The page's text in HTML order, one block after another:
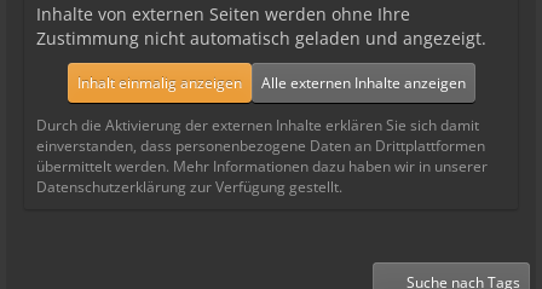
Inhalte von externen Seiten werden ohne Ihre
Zustimmung nicht automatisch geladen und angezeigt.
Inhalt einmalig anzeigen Alle externen Inhalte anzeigen
Durch die Aktivierung der externen Inhalte erklären Sie sich damit
einverstanden, dass personenbezogene Daten an Drittplattformen
übermittelt werden. Mehr Informationen dazu haben wir in unserer
Datenschutzerklärung zur Verfügung gestellt.
Suche nach Tags